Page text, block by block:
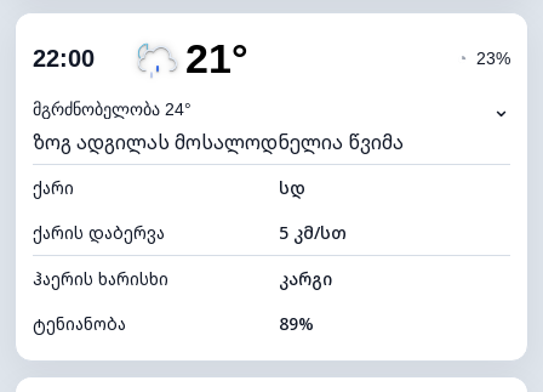
ღრუბლიანობა
ნამის წერტილი
ხილვადობა
10 კმ
განათების ინდექსი 0 (ბნელი)
ღრუბლის სიმაღლე 8400 მ
22:00 21°
მგრძნობელობა 24°
◔ 23%
⌄
ზოგ ადგილას მოსალოდნელია წვიმა
ქარი
სდ
ქარის დაბერვა
5 კმ/სთ
ჰაერის ხარისხი
კარგი
ტენიანობა
89%